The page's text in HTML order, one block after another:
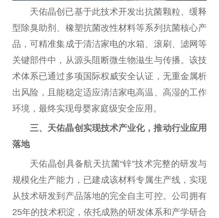
天佑晶创已基于此技术开发出抗菌颗粒、缓释
型除臭助剂、橡塑抗菌改性材料等系列抗菌核心产
品，可精准集成于清洁家电的水箱、滚刷、滤网等
关键部件中，从源头阻断微生物滋生与传播。该技
术体系已通过多项国际权威安全认证，无重金属析
出风险，且能稳定适应清洁家电高温、高湿的工作
环境，最终实现母婴家庭级安全应用。
三、天佑晶创实现技术产业化，推动行业应用
落地
天佑晶创具备航天抗菌“锌”技术完整的研发与
规模化生产能力，已建成该材料专属生产线，实现
从技术研发到产品落地的完全自主可控。公司拥有
25年的技术积淀，依托成熟的研发体系和产学研合